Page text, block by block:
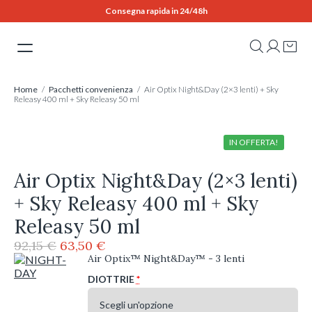
to
Consegna rapida in 24/48h
Home / Pacchetti convenienza / Air Optix Night&Day (2×3 lenti) + Sky
Releasy 400 ml + Sky Releasy 50 ml
IN OFFERTA!
Air Optix Night&Day (2×3 lenti)
+ Sky Releasy 400 ml + Sky
Releasy 50 ml
92,15€ Il
prezzo
originale
92,15 €.
63,50 €
prezzo
attuale
è:
63,50 €.
Air Optix™ Night&Day™ - 3 lenti
DIOTTRIE*